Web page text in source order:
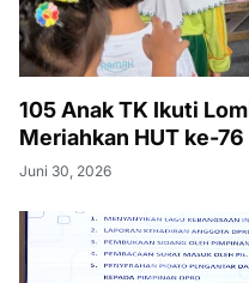
105 Anak TK Ikuti
Meriahkan HUT ke-
Juni 30, 2026